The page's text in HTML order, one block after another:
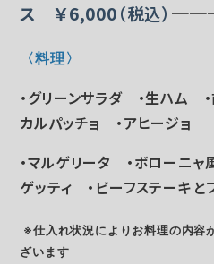
ス ￥6,000（税込）
〈料理 〉
・グリーンサラダ ・生ハム
カルパッチョ ・アヒージョ
・マルゲリータ ・ボローニャ
ゲッティ ・ビーフステーキと
※仕入れ状況によりお料理の内容
ざいます